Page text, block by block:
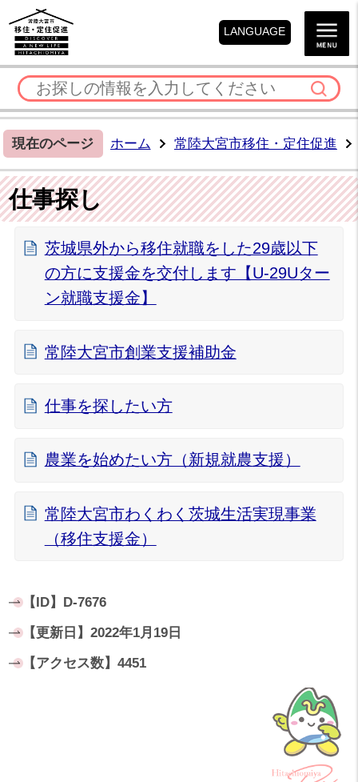
LANGUAGE
現在のページ ホーム 常陸大宮市移住・定住促進
仕事探し
茨城県外から移住就職をした29歳以下
の方に支援金を交付します【U-29Uター
ン就職支援金】
常陸大宮市創業支援補助金
仕事を探したい方
農業を始めたい方（新規就農支援）
常陸大宮市わくわく茨城生活実現事業
（移住支援金）
【ID】 D-7676
【更新日】 2022年1月19日
【アクセス数】 4451